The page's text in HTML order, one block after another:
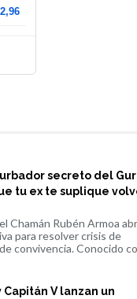
secreto del
tu ex te suplique
Chamán Rubén Armoa
para resolver crisis de
convivencia. Conocido
V lanzan un